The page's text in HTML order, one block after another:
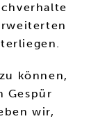
können,
Gespür
wir,